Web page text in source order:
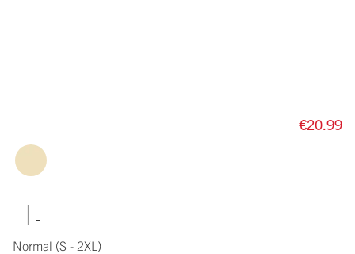
€20.99
|
Normal (S - 2XL)